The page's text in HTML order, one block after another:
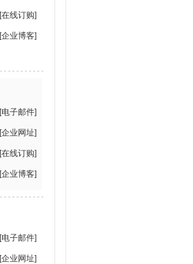
[在线订购]
[企业博客]
[电子邮件]
[企业网址]
[在线订购]
[企业博客]
[电子邮件]
[企业网址]